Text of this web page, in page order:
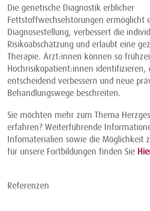
Die genetische Diagnostik erblicher
Fettstoffwechselstörungen ermöglicht
Diagnosestellung, verbessert die
Risikoabschätzung und erlaubt eine
Therapie. Ärzt:innen können so
Hochrisikopatient:innen identifizieren,
entscheidend verbessern und neue
Behandlungswege beschreiten.
Sie möchten mehr zum Thema
erfahren? Weiterführende
Infomaterialien sowie die Möglichkeit
für unsere Fortbildungen finden Sie
Referenzen